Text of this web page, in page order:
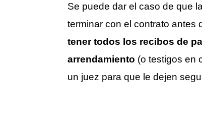
Se puede dar el caso de que
terminar con el contrato antes
tener todos los recibos de
arrendamiento (o testigos en
un juez para que le dejen